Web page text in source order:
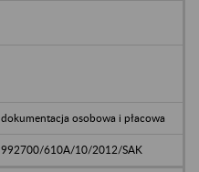
dokumentacja osobowa i płacowa
992700/610A/10/2012/SAK